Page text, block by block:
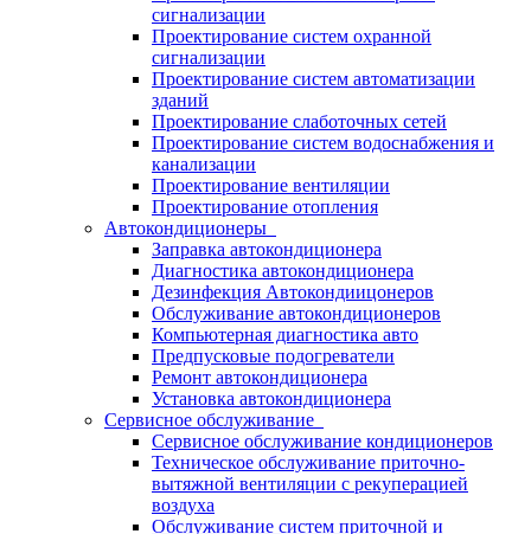
сигнализации
Проектирование систем охранной
сигнализации
Проектирование систем автоматизации
зданий
Проектирование слаботочных сетей
Проектирование систем водоснабжения и
канализации
Проектирование вентиляции
Проектирование отопления
Автокондиционеры
Заправка автокондиционера
Диагностика автокондиционера
Дезинфекция Автокондиицонеров
Обслуживание автокондиционеров
Компьютерная диагностика авто
Предпусковые подогреватели
Ремонт автокондиционера
Установка автокондиционера
Сервисное обслуживание
Сервисное обслуживание кондиционеров
Техническое обслуживание приточно-
вытяжной вентиляции с рекуперацией
воздуха
Обслуживание систем приточной и